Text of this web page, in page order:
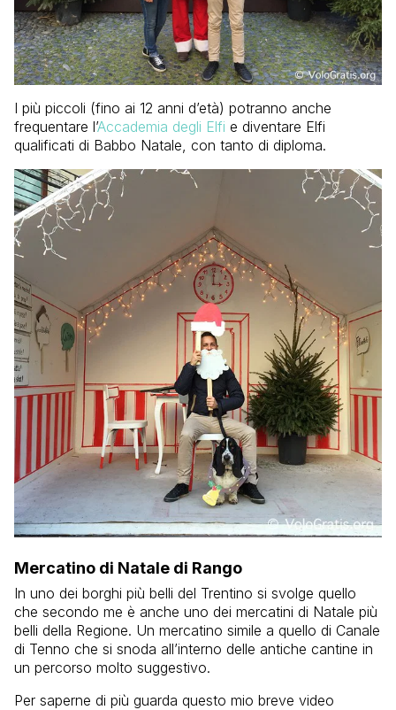
I più piccoli (fino ai 12 anni d’età) potranno anche
frequentare l’Accademia degli Elfi e diventare Elfi
qualificati di Babbo Natale, con tanto di diploma.
Mercatino di Natale di Rango
In uno dei borghi più belli del Trentino si svolge quello
che secondo me è anche uno dei mercatini di Natale più
belli della Regione. Un mercatino simile a quello di Canale
di Tenno che si snoda all’interno delle antiche cantine in
un percorso molto suggestivo.
Per saperne di più guarda questo mio breve video